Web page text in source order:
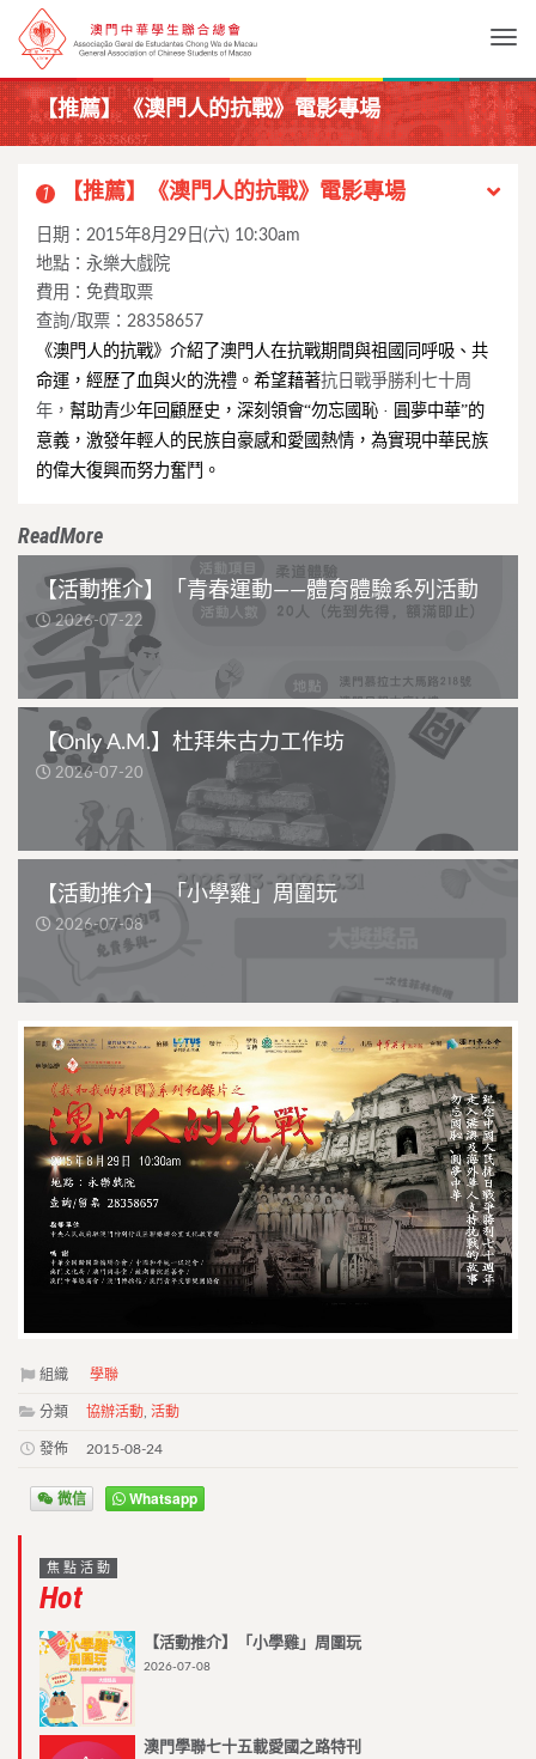
【推薦】《澳門人的抗戰》電影專場
1 【推薦】《澳門人的抗戰》電影專場
日期：2015年8月29日(六) 10:30am
地點：永樂大戲院
費用：免費取票
查詢/取票：28358657
《澳門人的抗戰》介紹了澳門人在抗戰期間與祖國同呼吸、共
命運， 經歷了血與火的洗禮。希望藉著抗日戰爭勝利七十周
年， 幫助青少年 回顧歷史，深刻領會“勿忘國恥 · 圓夢中華”的
意義，激發年輕人的民族自豪感和愛國熱情， 為實現中華民族
的偉大復興而努力奮鬥。
ReadMore
【活動推介】「青春運動——體育體驗系列活動
2026-07-22
【Only A.M.】杜拜朱古力工作坊
2026-07-20
【活動推介】「小學雞」周圍玩
2026-07-08
組織 學聯
分類 協辦活動 活動
發佈 2015-08-24
微信 Whatsapp
焦點活動
Hot
【活動推介】「小學雞」周圍玩
2026-07-08
澳門學聯七十五載愛國之路特刊